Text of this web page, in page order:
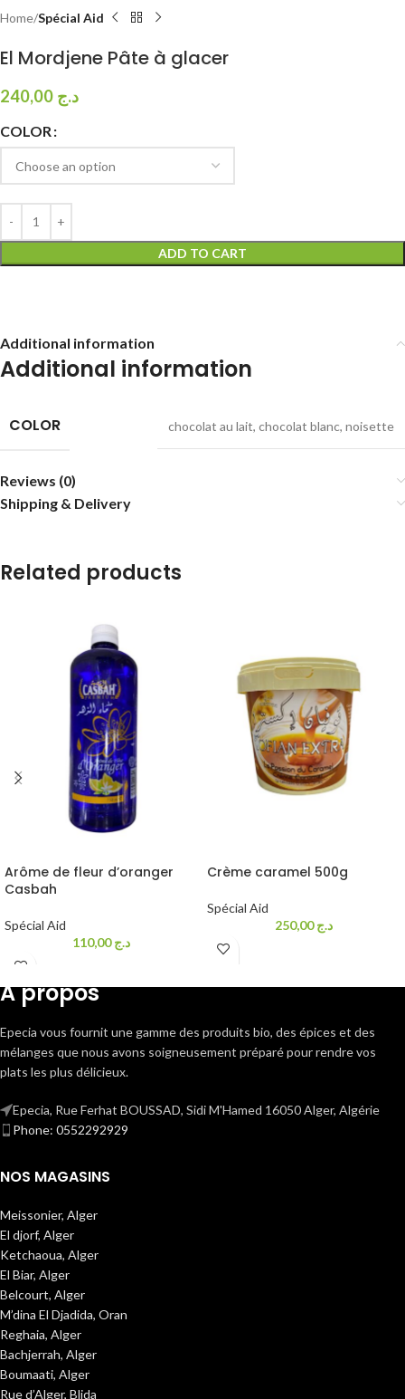
Home Spécial Aid
El Mordjene Pâte à glacer
د.ج
COLOR
ADD TO CART
Additional information
Additional information
COLOR chocolat au lait, chocolat blanc, noisette
Reviews (0)
Shipping & Delivery
Related products
Arôme de fleur d’oranger
Casbah
Spécial Aid
د.ج110,00
Crème caramel 500g
Spécial Aid
د.ج250,00
A propos
Epecia vous fournit une gamme des produits bio, des épices et des
mélanges que nous avons soigneusement préparé pour rendre vos
plats les plus délicieux.
Epecia, Rue Ferhat BOUSSAD, Sidi M'Hamed 16050 Alger, Algérie
Phone: 0552292929
NOS MAGASINS
Meissonier, Alger
El djorf, Alger
Ketchaoua, Alger
El Biar, Alger
Belcourt, Alger
M’dina El Djadida, Oran
Reghaia, Alger
Bachjerrah, Alger
Boumaati, Alger
Rue d’Alger, Blida